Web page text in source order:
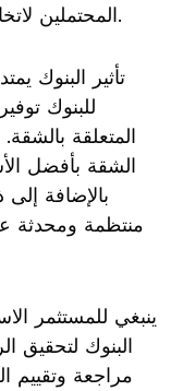
المحتملين لاتخاذ القرار الصحيح بشأن شراء الشقة.
تأثير البنوك
للبنوك
المتعلقة
الشقة بأفضل
بالإضافة إلى
منتظمة ومحدثة عن
ينبغي للمستثمر
البنوك لتحقيق
مراجعة وتقييم